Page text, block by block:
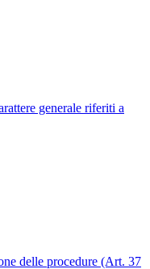
generale riferiti a
delle procedure (Art. 37